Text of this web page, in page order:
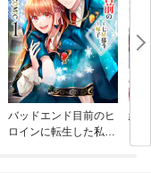
バッドエンド目前のヒ
ロインに転生した私、
結